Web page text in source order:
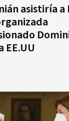
asistiría a